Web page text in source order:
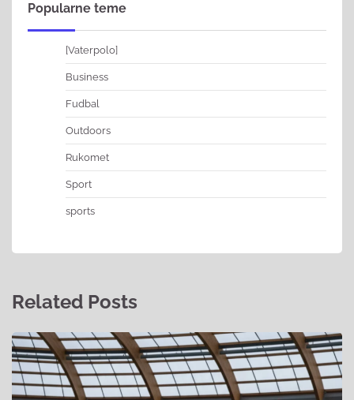
Popularne teme
[Vaterpolo]
Business
Fudbal
Outdoors
Rukomet
Sport
sports
Related Posts